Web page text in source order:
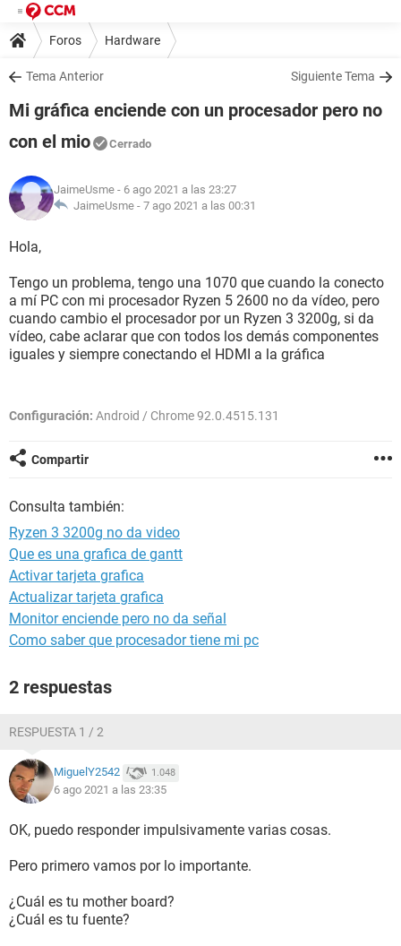
Foros Hardware
Tema Anterior Siguiente Tema
Mi gráfica enciende con un procesador pero no
con el mio
Cerrado
JaimeUsme - 6 ago 2021 a las 23:27
JaimeUsme - 7 ago 2021 a las 00:31
Hola,
Tengo un problema, tengo una 1070 que cuando la conecto
a mí PC con mi procesador Ryzen 5 2600 no da vídeo, pero
cuando cambio el procesador por un Ryzen 3 3200g, si da
vídeo, cabe aclarar que con todos los demás componentes
iguales y siempre conectando el HDMI a la gráfica
Configuración: Android / Chrome 92.0.4515.131
Compartir
Consulta también:
Ryzen 3 3200g no da video
Que es una grafica de gantt
Activar tarjeta grafica
Actualizar tarjeta grafica
Monitor enciende pero no da señal
Como saber que procesador tiene mi pc
2 respuestas
RESPUESTA 1 / 2
MiguelY2542 1.048
6 ago 2021 a las 23:35
OK, puedo responder impulsivamente varias cosas.
Pero primero vamos por lo importante.
¿Cuál es tu mother board?
¿Cuál es tu fuente?